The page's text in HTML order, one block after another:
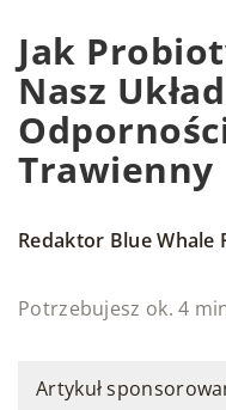
Jak
Nasz Układ
Trawienny
Redaktor Blue Whale
Potrzebujesz ok. 4
Artykuł